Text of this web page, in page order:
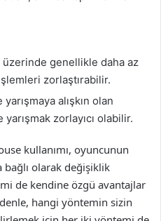
üzerinde genellikle daha az
zorlaştırabilir.
alışkın olan
zorlayıcı olabilir.
kullanımı, oyuncunun
bağlı olarak değişiklik
de kendine özgü avantajlar
hangi yöntemin sizin